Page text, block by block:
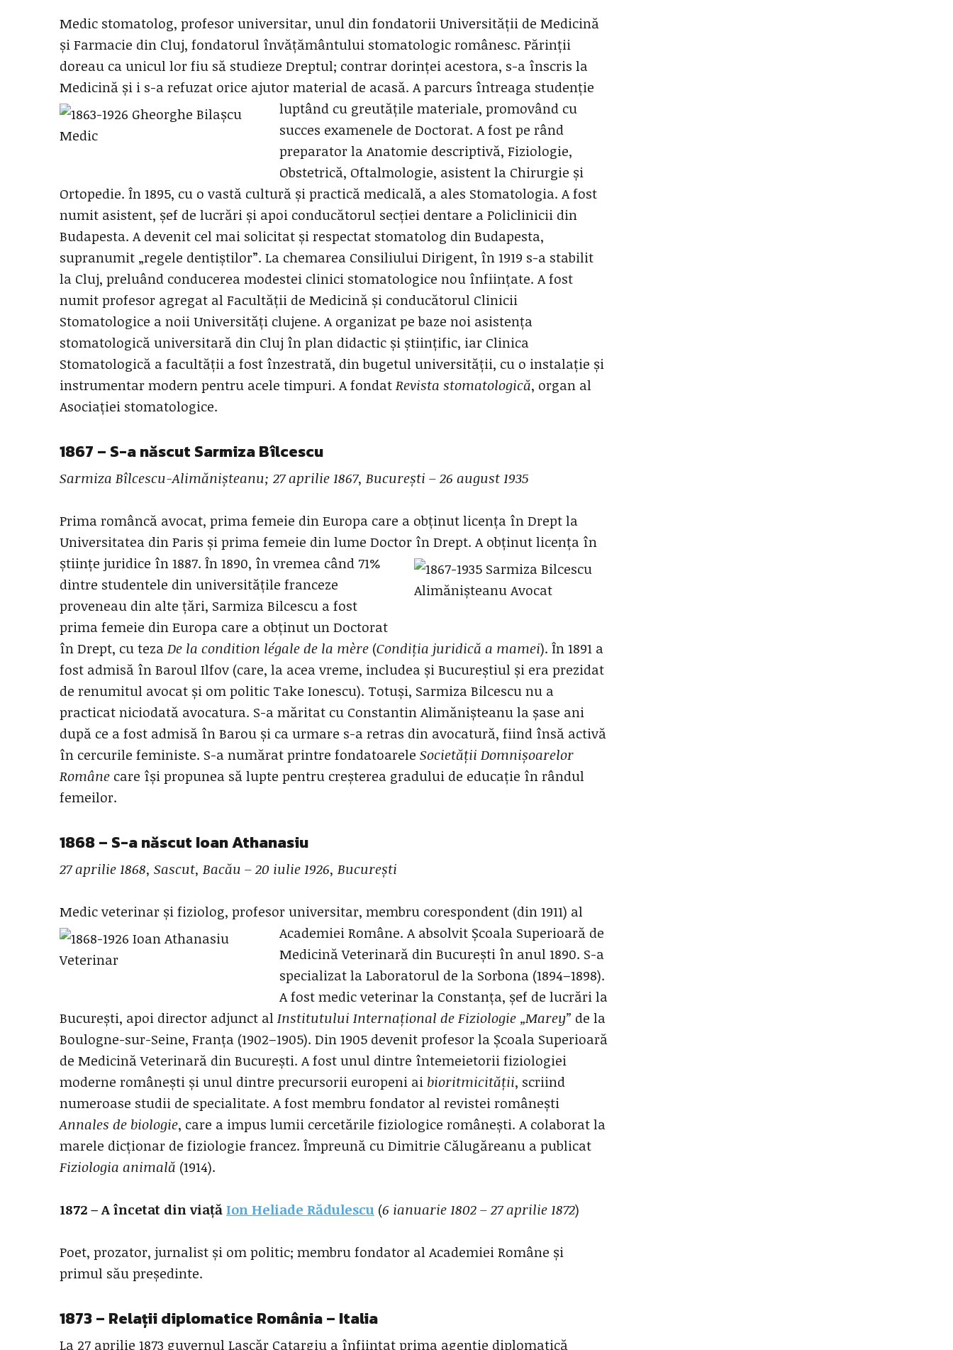
Medic stomatolog, profesor universitar, unul din fondatorii Universității de Medicină
și Farmacie din Cluj, fondatorul învățământului stomatologic românesc. Părinții
doreau ca unicul lor fiu să studieze Dreptul; contrar dorinței acestora, s-a înscris la
Medicină și i s-a refuzat orice ajutor material de acasă. A parcurs întreaga studenție
luptând cu greutățile materiale, promovând cu
succes examenele de Doctorat. A fost pe rând
preparator la Anatomie descriptivă, Fiziologie,
Obstetrică, Oftalmologie, asistent la Chirurgie și
Ortopedie. În 1895, cu o vastă cultură și practică medicală, a ales Stomatologia. A fost
numit asistent, șef de lucrări și apoi conducătorul secției dentare a Policlinicii din
Budapesta. A devenit cel mai solicitat și respectat stomatolog din Budapesta,
supranumit „regele dentiștilor”. La chemarea Consiliului Dirigent, în 1919 s-a stabilit
la Cluj, preluând conducerea modestei clinici stomatologice nou înființate. A fost
numit profesor agregat al Facultății de Medicină și conducătorul Clinicii
Stomatologice a noii Universități clujene. A organizat pe baze noi asistența
stomatologică universitară din Cluj în plan didactic și științific, iar Clinica
Stomatologică a facultății a fost înzestrată, din bugetul universității, cu o instalație și
instrumentar modern pentru acele timpuri. A fondatRevista stomatologică, organ al
Asociației stomatologice.
1867 – S-a născut Sarmiza Bîlcescu
Sarmiza Bîlcescu-Alimănișteanu; 27 aprilie 1867, București – 26 august 1935
Prima româncă avocat, prima femeie din Europa care a obținut licența în Drept la
Universitatea din Paris și prima femeie din lume Doctor în Drept. A obținut licența în
științe juridice în 1887. În 1890, în vremea când 71%
dintre studentele din universitățile franceze
proveneau din alte țări, Sarmiza Bilcescu a fost
prima femeie din Europa care a obținut un Doctorat
în Drept, cu tezaDe la condition légale de la mère (Condiția juridică a mamei). În 1891 a
fost admisă în Baroul Ilfov (care, la acea vreme, includea și Bucureștiul și era prezidat
de renumitul avocat și om politic Take Ionescu). Totuși, Sarmiza Bilcescu nu a
practicat niciodată avocatura. S-a măritat cu Constantin Alimănișteanu la șase ani
după ce a fost admisă în Barou și ca urmare s-a retras din avocatură, fiind însă activă
în cercurile feministe. S-a numărat printre fondatoarele Societății Domnișoarelor
Române care își propunea să lupte pentru creșterea gradului de educație în rândul
femeilor.
1868 – S-a născut Ioan Athanasiu
27 aprilie 1868, Sascut, Bacău – 20 iulie 1926, București
Medic veterinar și fiziolog, profesor universitar, membru corespondent (din 1911) al
Academiei Române. A absolvit Școala Superioară de
Medicină Veterinară din București în anul 1890. S-a
specializat la Laboratorul de la Sorbona (1894–1898).
A fost medic veterinar la Constanța, șef de lucrări la
București, apoi director adjunct al Institutului Internațional de Fiziologie „Marey” de la
Boulogne-sur-Seine, Franța (1902–1905). Din 1905 devenit profesor la Școala Superioară
de Medicină Veterinară din București. A fost unul dintre întemeietorii fiziologiei
moderne românești și unul dintre precursorii europeni ai bioritmicității, scriind
numeroase studii de specialitate. A fost membru fondator al revistei românești
Annales de biologie, care a impus lumii cercetările fiziologice românești. A colaborat la
marele dicționar de fiziologie francez. Împreună cu Dimitrie Călugăreanu a publicat
Fiziologia animală (1914).
1872 – A încetat din viațăIon Heliade Rădulescu (6 ianuarie 1802 – 27 aprilie 1872)
Poet, prozator, jurnalist și om politic; membru fondator al Academiei Române și
primul său președinte.
1873 – Relații diplomatice România – Italia
La 27 aprilie 1873 guvernul Lascăr Catargiu a înființat prima agenție diplomatică